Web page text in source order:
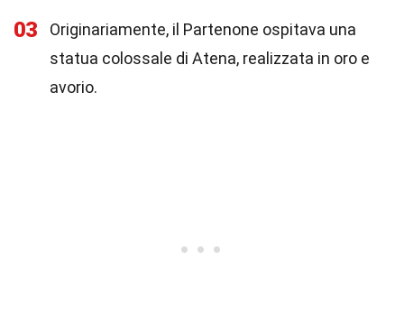
03
Originariamente, il Partenone ospitava una
statua colossale di Atena, realizzata in oro e
avorio.